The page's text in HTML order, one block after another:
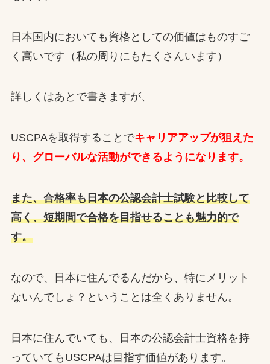
日本国内においても資格としての価値はものすご
く高いです（私の周りにもたくさんいます）
詳しくはあとで書きますが、
USCPAを取得することでキャリアアップが狙えた
り、グローバルな活動ができるようになります。
また、合格率も日本の公認会計士試験と比較して
高く、短期間で合格を目指せることも魅力的で
す。
なので、日本に住んでるんだから、特にメリット
ないんでしょ？ということは全くありません。
日本に住んでいても、日本の公認会計士資格を持
っていてもUSCPAは目指す価値があります。